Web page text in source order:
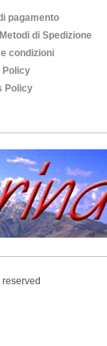
pagamento
di Spedizione
condizioni
Policy
Policy